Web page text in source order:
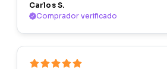
Carlos S.
Comprador verificado